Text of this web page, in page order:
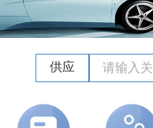
供应